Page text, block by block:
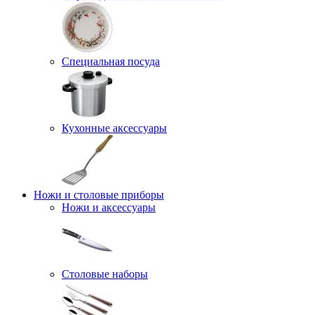
Специальная посуда
Кухонные аксессуары
Ножи и столовые приборы
Ножи и аксессуары
Столовые наборы